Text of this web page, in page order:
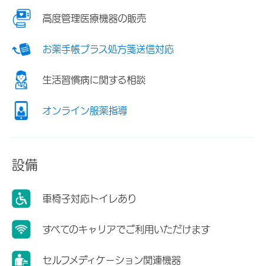
高度管理医療機器の販売
お薬手帳プラス処方箋送信対応
生活習慣病に関する相談
オンライン服薬指導
設備
車椅子対応トイレあり
すべてのキャリアでご利用いただけます
セルフメディケーション関連機器